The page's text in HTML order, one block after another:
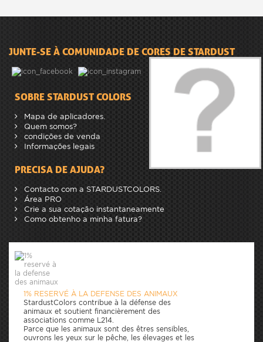
JUNTE-SE À COMUNIDADE DE CORES DE STARDUST
SOBRE STARDUST COLORS
Mapa de aplicadores.
Quem somos?
condições de venda
Informações legais
PRECISA DE AJUDA?
Contacto com a STARDUSTCOLORS.
Área PRO
Crie a sua cotação instantaneamente
Como obtenho a minha fatura?
1% RESERVÉ À LA DEFENSE DES ANIMAUX
StardustColors contribue à la défense des
animaux et soutient financièrement des
associations comme L214.
Parce que les animaux sont des êtres sensibles,
ouvrons les yeux sur le pêche, les élevages et les